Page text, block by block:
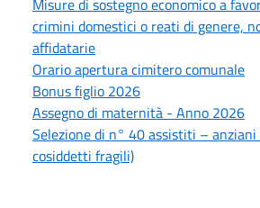
crimini domestici o reati di genere,
affidatarie
Orario apertura cimitero comunale
Bonus figlio 2026
Assegno di maternità - Anno 2026
Selezione di n° 40 assistiti –
cosiddetti fragili)